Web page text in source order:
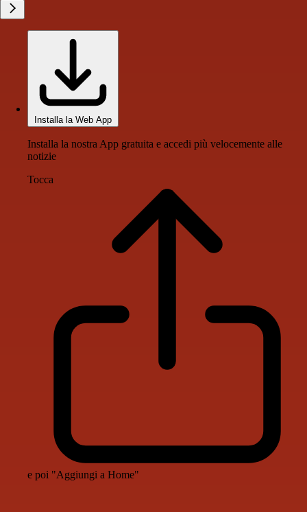
Installa la Web App
Installa la nostra App gratuita e accedi più velocemente alle
notizie
Tocca
e poi "Aggiungi a Home"